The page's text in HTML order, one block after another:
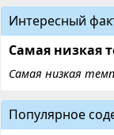
Интересный
Самая низкая
Самая низкая
Популярное